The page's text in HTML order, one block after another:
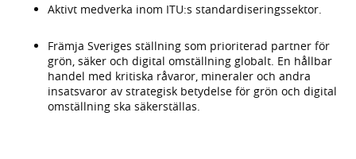
Aktivt medverka inom ITU:s standardiseringssektor.
Främja Sveriges ställning som prioriterad partner för
grön, säker och digital omställning globalt. En hållbar
handel med kritiska råvaror, mineraler och andra
insatsvaror av strategisk betydelse för grön och digital
omställning ska säkerställas.